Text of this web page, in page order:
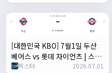
[대한민국 KBO] 7월1일 두산
베어스 vs 롯데 자이언츠 | 스포
츠 분석 무료 중계 토친놈
픽스터 2026.07.01